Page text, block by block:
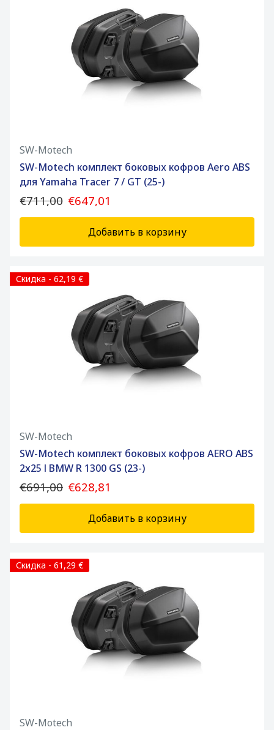
SW-Motech
SW-Motech комплект боковых кофров Aero ABS
для Yamaha Tracer 7 / GT (25-)
€711,00 €647,01
Добавить в корзину
Скидка - 62,19 €
SW-Motech
SW-Motech комплект боковых кофров AERO ABS
2x25 l BMW R 1300 GS (23-)
€691,00 €628,81
Добавить в корзину
Скидка - 61,29 €
SW-Motech